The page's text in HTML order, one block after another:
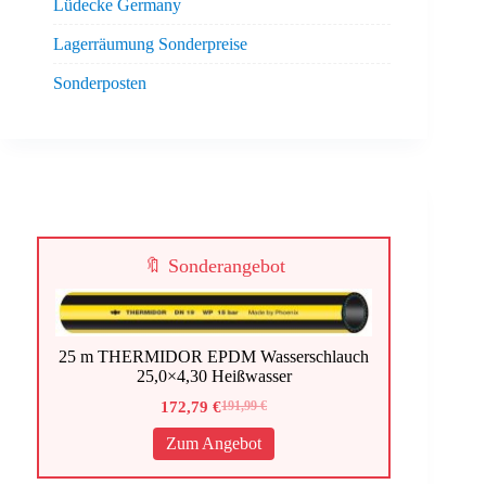
Lüdecke Germany
Lagerräumung Sonderpreise
Sonderposten
🔖 Sonderangebot
25 m THERMIDOR EPDM Wasserschlauch
25,0×4,30 Heißwasser
191,99€
Ursprünglicher
Preis
war:
191,99 €
172,79€
Aktueller
Preis
ist:
172,79 €.
Zum Angebot